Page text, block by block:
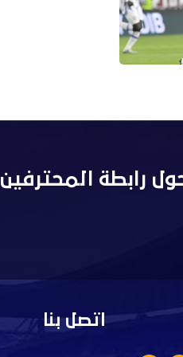
رابطة المحترفين
اتصل بنا